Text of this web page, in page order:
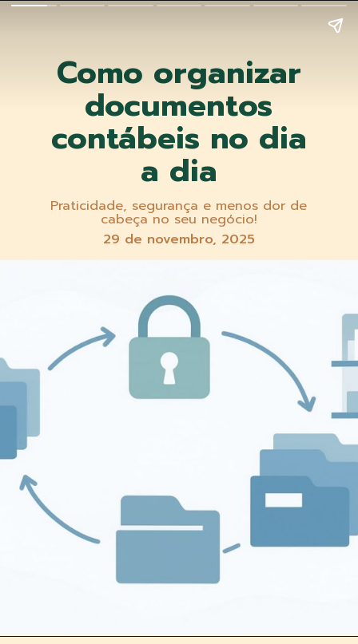
Como organizar
documentos
contábeis no dia
a dia
Praticidade, segurança e menos dor de
cabeça no seu negócio!
29 de novembro, 2025